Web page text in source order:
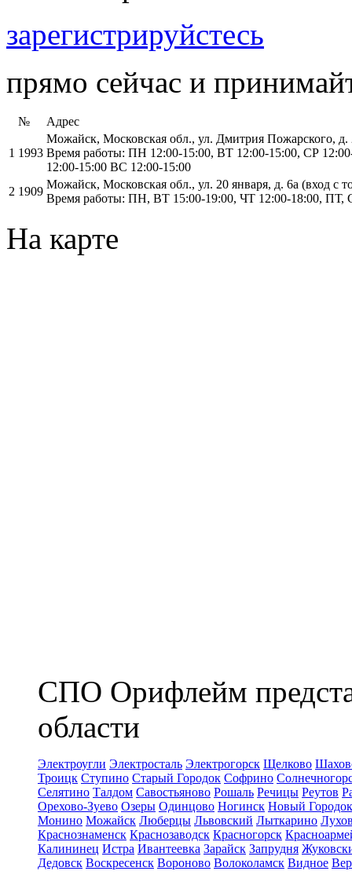
зарегистрируйстесь
прямо сейчас и
№ Адрес
1 1993
Можайск, Московская обл., ул. Дмитрия Пожарского, д.
Время работы: ПН 12:00-15:00, ВТ 12:00-15:00, СР
12:00-15:00 ВС 12:00-15:00
2 1909
Можайск, Московская обл., ул. 20 января, д. 6а (вход с
Время работы: ПН, ВТ 15:00-19:00, ЧТ 12:00-18:00, ПТ,
На карте
СПО Орифлейм
области
Электроугли Электросталь Электрогорск Щелково
Троицк Ступино Старый Городок Софрино
Селятино Талдом Савостьяново Рошаль Речицы Реутов
Орехово-Зуево Озеры Одинцово Ногинск Новый Городок
Монино Можайск Люберцы Львовский Лыткарино
Краснознаменск Краснозаводск Красногорск
Калининец Истра Ивантеевка Зарайск Запрудня
Дедовск Воскресенск Вороново Волоколамск Видное